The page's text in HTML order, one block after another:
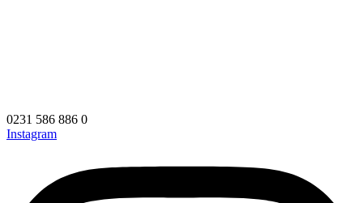
0231 586 886 0
Instagram